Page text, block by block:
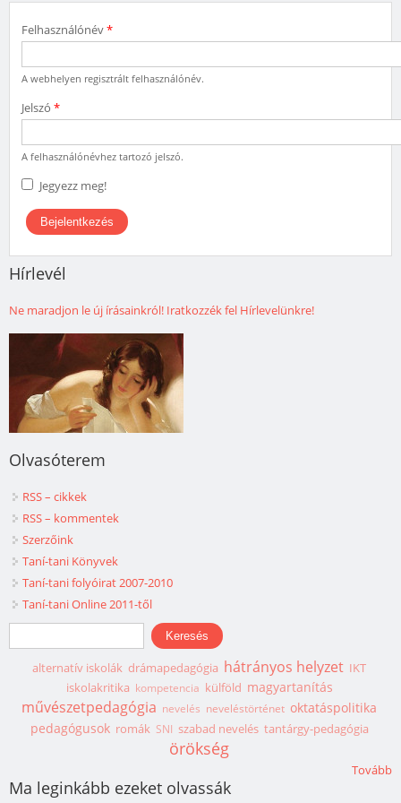
Felhasználónév*
A webhelyen regisztrált felhasználónév.
Jelszó *
A felhasználónévhez tartozó jelszó.
Jegyezz meg!
Hírlevél
Ne maradjon le új írásainkról! Iratkozzék fel Hírlevelünkre!
Olvasóterem
RSS – cikkek
RSS – kommentek
Szerzőink
Taní-tani Könyvek
Taní-tani folyóirat 2007-2010
Taní-tani Online 2011-től
Keresés űrlap
Keresés
alternatív iskolák drámapedagógia hátrányos helyzet IKT
iskolakritika kompetencia külföld magyartanítás
művészetpedagógia nevelés neveléstörténet oktatáspolitika
pedagógusok romák SNI szabad nevelés tantárgy-pedagógia
örökség
Tovább
Ma leginkább ezeket olvassák